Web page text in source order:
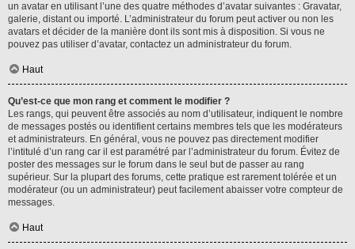
un avatar en utilisant l’une des quatre méthodes d’avatar suivantes : Gravatar,
galerie, distant ou importé. L’administrateur du forum peut activer ou non les
avatars et décider de la manière dont ils sont mis à disposition. Si vous ne
pouvez pas utiliser d’avatar, contactez un administrateur du forum.
Haut
Qu’est-ce que mon rang et comment le modifier ?
Les rangs, qui peuvent être associés au nom d’utilisateur, indiquent le nombre
de messages postés ou identifient certains membres tels que les modérateurs
et administrateurs. En général, vous ne pouvez pas directement modifier
l’intitulé d’un rang car il est paramétré par l’administrateur du forum. Évitez de
poster des messages sur le forum dans le seul but de passer au rang
supérieur. Sur la plupart des forums, cette pratique est rarement tolérée et un
modérateur (ou un administrateur) peut facilement abaisser votre compteur de
messages.
Haut